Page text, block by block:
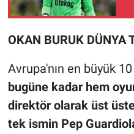
OKAN BURUK DÜNYA
Avrupa'nın en büyük
bugüne kadar hem
direktör olarak üst
tek ismin Pep